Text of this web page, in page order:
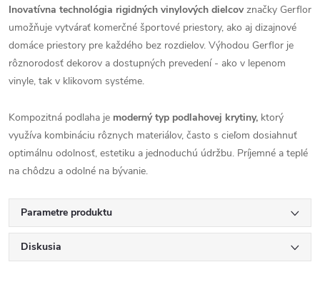
Inovatívna technológia rigidných vinylových dielcovznačky Gerflor
umožňuje vytvárať komerčné športové priestory, ako aj dizajnové
domáce priestory pre každého bez rozdielov. Výhodou Gerflor je
rôznorodosť dekorov a dostupných prevedení - ako v lepenom
vinyle, tak v klikovom systéme.
Kompozitná podlaha je moderný typ podlahovej krytiny, ktorý
využíva kombináciu rôznych materiálov, často s cieľom dosiahnuť
optimálnu odolnosť, estetiku a jednoduchú údržbu. Príjemné a teplé
na chôdzu a odolné na bývanie.
Parametre produktu
Diskusia